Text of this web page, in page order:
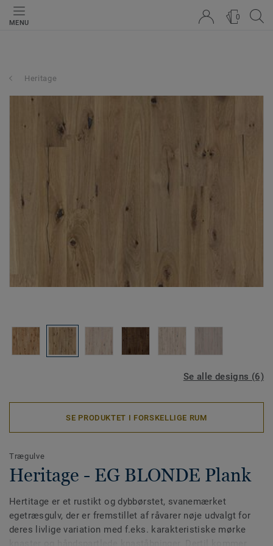
MENU
0
Heritage
Se alle designs (6)
SE PRODUKTET I FORSKELLIGE RUM
Trægulve
Heritage - EG BLONDE Plank
Hertitage er et rustikt og dybbørstet, svanemærket
egetræsgulv, der er fremstillet af råvarer nøje udvalgt for
deres livlige variation med f.eks. karakteristiske mørke